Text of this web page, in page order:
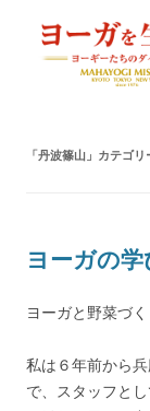
ヨー
「丹波篠山 」カテゴ
ヨーガの
ヨーガと野菜づ
私は６年前から
で、スタッフと